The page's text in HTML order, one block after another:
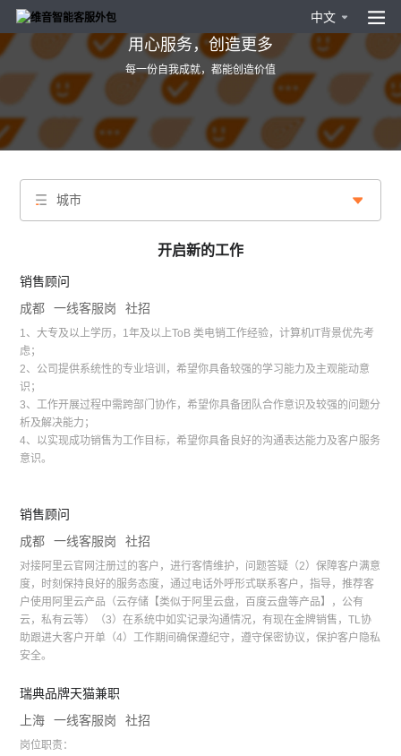
中文
用心服务，创造更多
每一份自我成就，都能创造价值
城市
开启新的工作
销售顾问
成都
一线客服岗 社招
1、大专及以上学历，1年及以上ToB 类电销工作经验，计算机IT背景优先考
虑；
2、公司提供系统性的专业培训，希望你具备较强的学习能力及主观能动意
识；
3、工作开展过程中需跨部门协作，希望你具备团队合作意识及较强的问题分
析及解决能力；
4、以实现成功销售为工作目标，希望你具备良好的沟通表达能力及客户服务
意识。
销售顾问
成都
一线客服岗 社招
对接阿里云官网注册过的客户，进行客情维护，问题答疑（2）保障客户满意
度，时刻保持良好的服务态度，通过电话外呼形式联系客户，指导，推荐客
户使用阿里云产品（云存储【类似于阿里云盘，百度云盘等产品】，公有
云，私有云等）（3）在系统中如实记录沟通情况，有现在金牌销售，TL协
助跟进大客户开单（4）工作期间确保遵纪守，遵守保密协议，保护客户隐私
安全。
瑞典品牌天猫兼职
上海
一线客服岗 社招
岗位职责：